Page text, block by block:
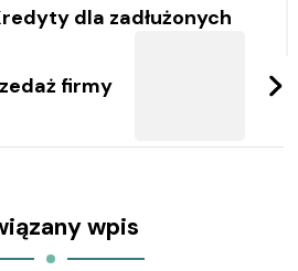
dla zadłużonych
firmy
wpis